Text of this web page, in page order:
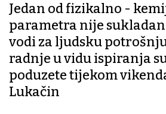
Jedan od fizikalno -
parametra nije
vodi za ljudsku
radnje u vidu ispiranja
poduzete tijekom
Lukačin